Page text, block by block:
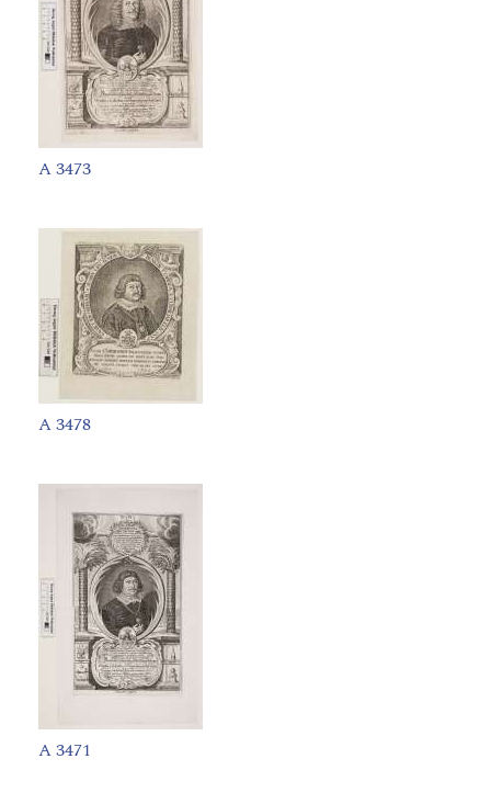
A 3473
A 3478
A 3471